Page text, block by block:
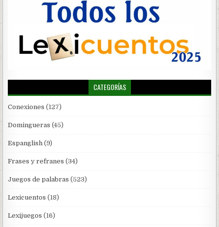
CATEGORÍAS
Conexiones (127)
Domingueras (45)
Espanglish (9)
Frases y refranes (34)
Juegos de palabras (523)
Lexicuentos (18)
Lexijuegos (16)